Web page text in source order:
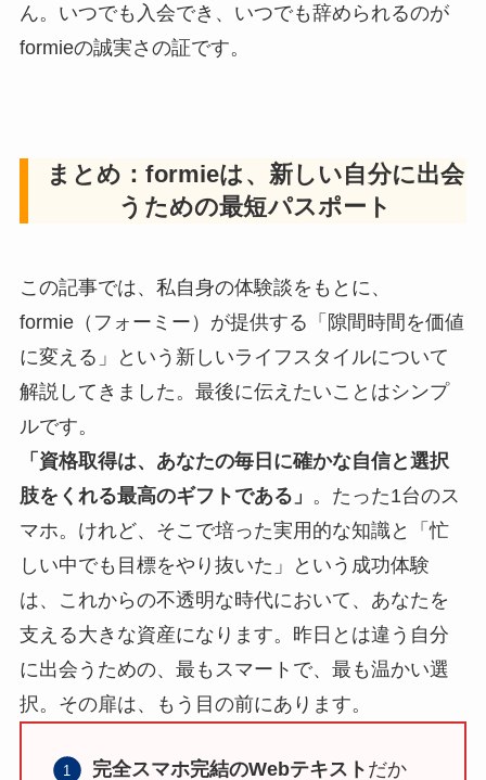
ん。いつでも入会でき、いつでも辞められるのが
formieの誠実さの証です。
まとめ：formieは、新しい自分に出会
うための最短パスポート
この記事では、私自身の体験談をもとに、
formie（フォーミー）が提供する「隙間時間を価値
に変える」という新しいライフスタイルについて
解説してきました。最後に伝えたいことはシンプ
ルです。
「資格取得は、あなたの毎日に確かな自信と選択
肢をくれる最高のギフトである」 。たった1台のス
マホ。けれど、そこで培った実用的な知識と「忙
しい中でも目標をやり抜いた」という成功体験
は、これからの不透明な時代において、あなたを
支える大きな資産になります。昨日とは違う自分
に出会うための、最もスマートで、最も温かい選
択。その扉は、もう目の前にあります。
完全スマホ完結のWebテキスト だか